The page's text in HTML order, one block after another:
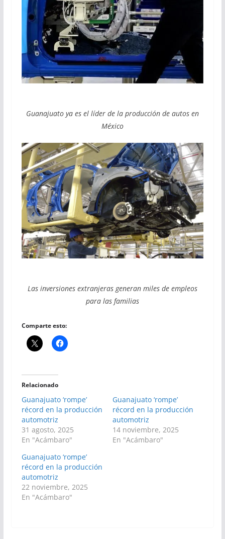
Guanajuato ya es el líder de la producción de autos en
México
Las inversiones extranjeras generan miles de empleos
para las familias
Comparte esto:
Relacionado
Guanajuato ‘rompe’
récord en la producción
automotriz
31 agosto, 2025
En "Acámbaro"
Guanajuato ‘rompe’
récord en la producción
automotriz
14 noviembre, 2025
En "Acámbaro"
Guanajuato ‘rompe’
récord en la producción
automotriz
22 noviembre, 2025
En "Acámbaro"